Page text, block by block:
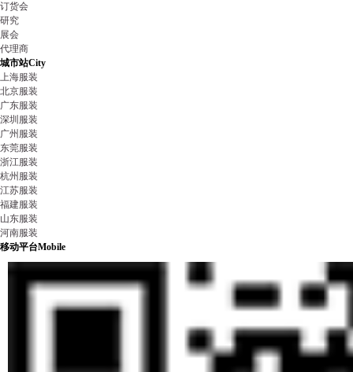
订货会
研究
展会
代理商
城市站City
上海服装
北京服装
广东服装
深圳服装
广州服装
东莞服装
浙江服装
杭州服装
江苏服装
福建服装
山东服装
河南服装
移动平台Mobile